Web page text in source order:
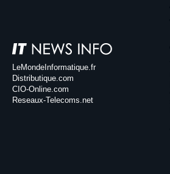
LeMondeInformatique.fr
Distributique.com
CIO-Online.com
Reseaux-Telecoms.net